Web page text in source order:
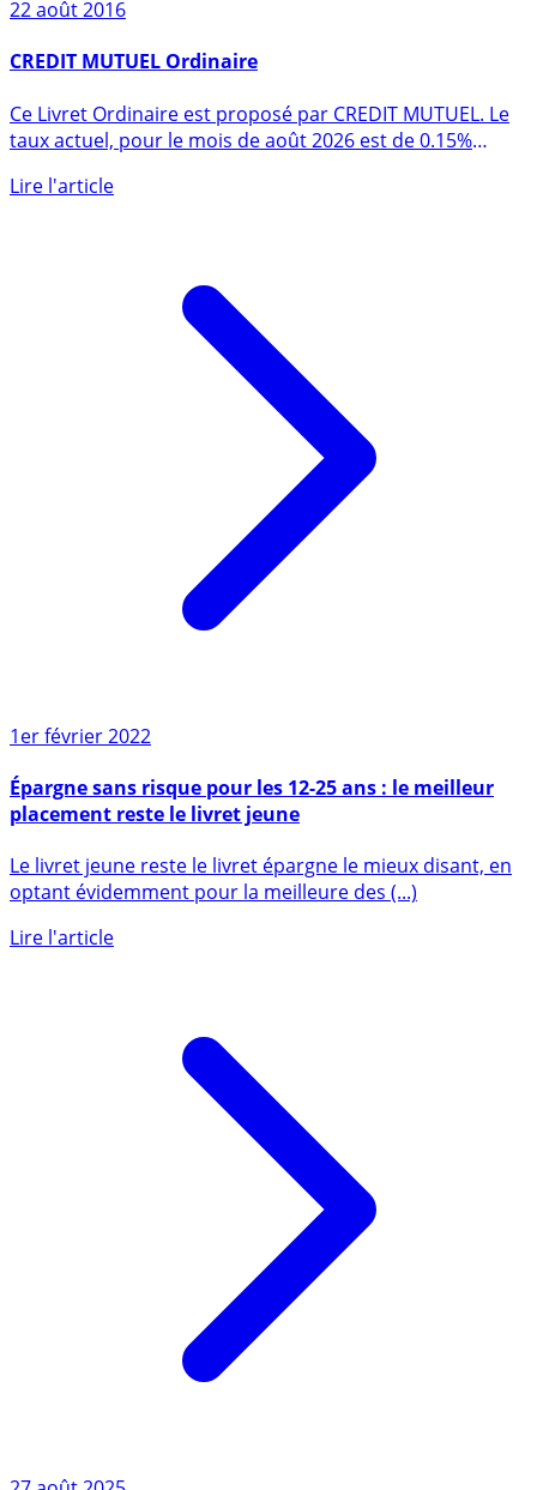
22 août 2016
CREDIT MUTUEL Ordinaire
Ce Livret Ordinaire est proposé par CREDIT MUTUEL. Le
taux actuel, pour le mois de août 2026 est de 0.15%
1er février 2022
placement reste le livret jeune
optant évidemment pour la meilleure des (...)